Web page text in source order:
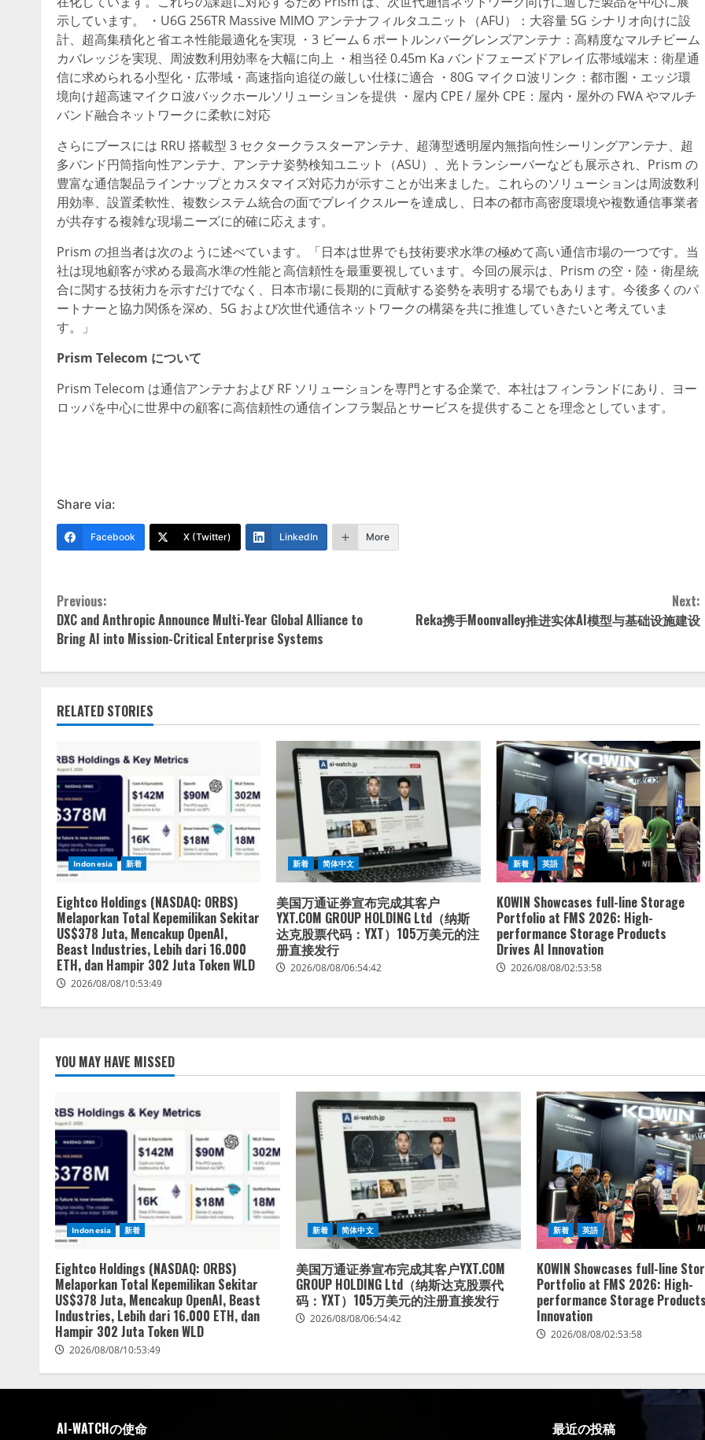
示しています。 ・U6G 256TR Massive MIMO アンテナフィルタユニット（AFU）：大容量 5G シナリオ向けに設
計、超高集積化と省エネ性能最適化を実現 ・3 ビーム 6 ポートルンバーグレンズアンテナ：高精度なマルチビーム
カバレッジを実現、周波数利用効率を大幅に向上 ・相当径 0.45m Ka バンドフェーズドアレイ広帯域端末：衛星通
信に求められる小型化・広帯域・高速指向追従の厳しい仕様に適合 ・80G マイクロ波リンク：都市圏・エッジ環
境向け超高速マイクロ波バックホールソリューションを提供 ・屋内 CPE / 屋外 CPE：屋内・屋外の FWA やマルチ
バンド融合ネットワークに柔軟に対応
さらにブースには RRU 搭載型 3 セクタークラスターアンテナ、超薄型透明屋内無指向性シーリングアンテナ、超
多バンド円筒指向性アンテナ、アンテナ姿勢検知ユニット（ASU）、光トランシーバーなども展示され、Prism の
豊富な通信製品ラインナップとカスタマイズ対応力が示すことが出来ました。これらのソリューションは周波数利
用効率、設置柔軟性、複数システム統合の面でブレイクスルーを達成し、日本の都市高密度環境や複数通信事業者
が共存する複雑な現場ニーズに的確に応えます。
Prism の担当者は次のように述べています。「日本は世界でも技術要求水準の極めて高い通信市場の一つです。当
社は現地顧客が求める最高水準の性能と高信頼性を最重要視しています。今回の展示は、Prism の空・陸・衛星統
合に関する技術力を示すだけでなく、日本市場に長期的に貢献する姿勢を表明する場でもあります。今後多くのパ
ートナーと協力関係を深め、5G および次世代通信ネットワークの構築を共に推進していきたいと考えていま
す。」
Prism Telecom について
Prism Telecom は通信アンテナおよび RF ソリューションを専門とする企業で、本社はフィンランドにあり、ヨー
ロッパを中心に世界中の顧客に高信頼性の通信インフラ製品とサービスを提供することを理念としています。
Share via:
Facebook X (Twitter) LinkedIn More
Continue
Reading
Previous:
DXC and Anthropic Announce Multi-Year Global Alliance to
Bring AI into Mission-Critical Enterprise Systems
Next:
Reka携手Moonvalley推进实体AI模型与基础设施建设
RELATED STORIES
Indonesia 新着
Eightco Holdings (NASDAQ: ORBS)
Melaporkan Total Kepemilikan Sekitar
US$378 Juta, Mencakup OpenAI,
Beast Industries, Lebih dari 16.000
ETH, dan Hampir 302 Juta Token WLD
2026/08/08/10:53:49
新着 简体中文
美国万通证券宣布完成其客户
YXT.COM GROUP HOLDING Ltd（纳斯
达克股票代码：YXT）105万美元的注
册直接发行
2026/08/08/06:54:42
新着 英語
KOWIN Showcases full-line Storage
Portfolio at FMS 2026: High-
performance Storage Products
Drives AI Innovation
2026/08/08/02:53:58
YOU MAY HAVE MISSED
Indonesia 新着
Eightco Holdings (NASDAQ: ORBS)
Melaporkan Total Kepemilikan Sekitar
US$378 Juta, Mencakup OpenAI, Beast
Industries, Lebih dari 16.000 ETH, dan
Hampir 302 Juta Token WLD
2026/08/08/10:53:49
新着 简体中文
美国万通证券宣布完成其客户YXT.COM
GROUP HOLDING Ltd（纳斯达克股票代
码：YXT）105万美元的注册直接发行
2026/08/08/06:54:42
新着 英語
KOWIN Showcases full-line
Portfolio at FMS 2026: High-
performance Storage
Innovation
2026/08/08/02:53:58
AI-WATCHの使命 最近の投稿